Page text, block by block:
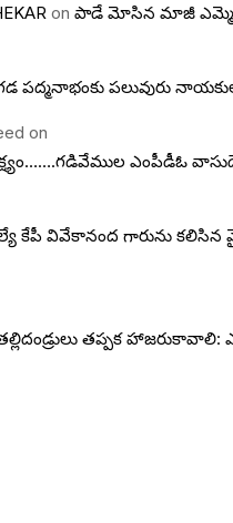
onపాడే మోసిన మాజీ
పద్మనాభంకు పలువురు
on
ఎంపీడీఓ
కేపీ వివేకానంద గారును కలిసిన
తప్పక హాజరుకావాలి: